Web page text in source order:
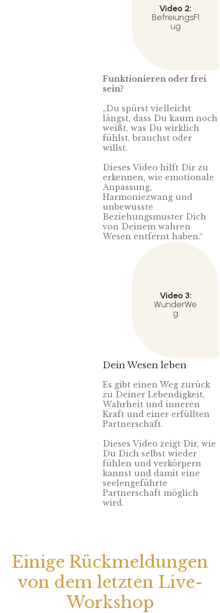
Video 2:
BefreiungsFl
ug
Funktionieren oder frei
sein?
„Du spürst vielleicht
längst, dass Du kaum noch
weißt, was Du wirklich
fühlst, brauchst oder
willst.
Dieses Video hilft Dir zu
erkennen, wie emotionale
Anpassung,
Harmoniezwang und
unbewusste
Beziehungsmuster Dich
von Deinem wahren
Wesen entfernt haben.“
Video 3:
WunderWe
g
Dein Wesen leben
Es gibt einen Weg zurück
zu Deiner Lebendigkeit,
Wahrheit und inneren
Kraft und einer erfüllten
Partnerschaft.
Dieses Video zeigt Dir, wie
Du Dich selbst wieder
fühlen und verkörpern
kannst und damit eine
seelengeführte
Partnerschaft möglich
wird.
Einige Rückmeldungen
von dem letzten Live-
Workshop